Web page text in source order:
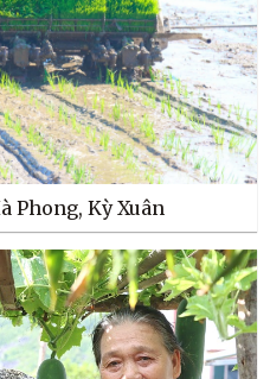
Phong, Kỳ Xuân